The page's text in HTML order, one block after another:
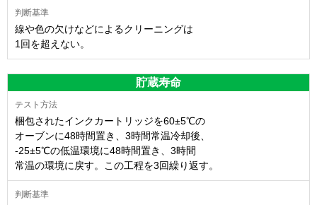
線や色の欠けなどによるクリーニングは
1回を超えない。
貯蔵寿命
梱包されたインクカートリッジを60±5℃の
オーブンに48時間置き、3時間常温冷却後、
-25±5℃の低温環境に48時間置き、3時間
常温の環境に戻す。この工程を3回繰り返す。